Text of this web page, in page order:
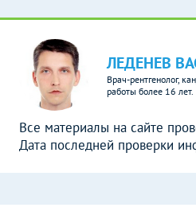
ЛЕДЕНЕВ
Врач-рентгенолог,
работы более 16 лет.
Все материалы на сайте
Дата последней проверки